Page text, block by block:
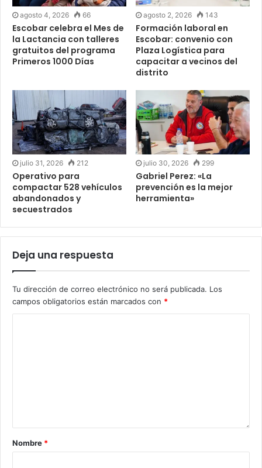
agosto 4, 2026 66
Escobar celebra el Mes de
la Lactancia con talleres
gratuitos del programa
Primeros 1000 Días
agosto 2, 2026 143
Formación laboral en
Escobar: convenio con
Plaza Logística para
capacitar a vecinos del
distrito
julio 31, 2026 212
Operativo para
compactar 528 vehículos
abandonados y
secuestrados
julio 30, 2026 299
Gabriel Perez: «La
prevención es la mejor
herramienta»
Deja una respuesta
Tu dirección de correo electrónico no será publicada. Los
campos obligatorios están marcados con *
Nombre *